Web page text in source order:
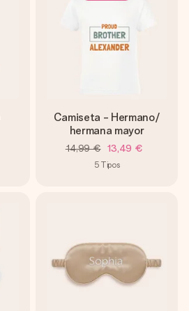
Camiseta - Hermano/
hermana mayor
14,99 € 13,49 €
5 Tipos